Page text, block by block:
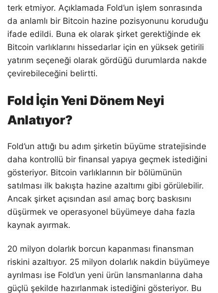
terk etmiyor. Açıklamada Fold’un işlem sonrasında
da anlamlı bir Bitcoin hazine pozisyonunu koruduğu
ifade edildi. Buna ek olarak şirket gerektiğinde ek
Bitcoin varlıklarını hissedarlar için en yüksek getirili
yatırım seçeneği olarak gördüğü durumlarda nakde
çevirebileceğini belirtti.
Fold İçin Yeni Dönem Neyi
Anlatıyor?
Fold’un attığı bu adım şirketin büyüme stratejisinde
daha kontrollü bir finansal yapıya geçmek istediğini
gösteriyor. Bitcoin varlıklarının bir bölümünün
satılması ilk bakışta hazine azaltımı gibi görülebilir.
Ancak şirket açısından asıl amaç borç baskısını
düşürmek ve operasyonel büyümeye daha fazla
kaynak ayırmak.
20 milyon dolarlık borcun kapanması finansman
riskini azaltıyor. 25 milyon dolarlık nakdin büyümeye
ayrılması ise Fold’un yeni ürün lansmanlarına daha
güçlü şekilde hazırlanmak istediğini gösteriyor. Bu